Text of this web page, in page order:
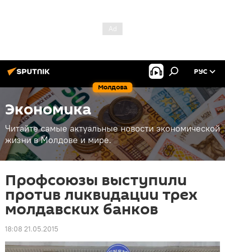
Молдова
РУС
Экономика
Читайте самые актуальные новости экономической
жизни в Молдове и мире.
Профсоюзы выступили
против ликвидации трех
молдавских банков
18:08 21.05.2015